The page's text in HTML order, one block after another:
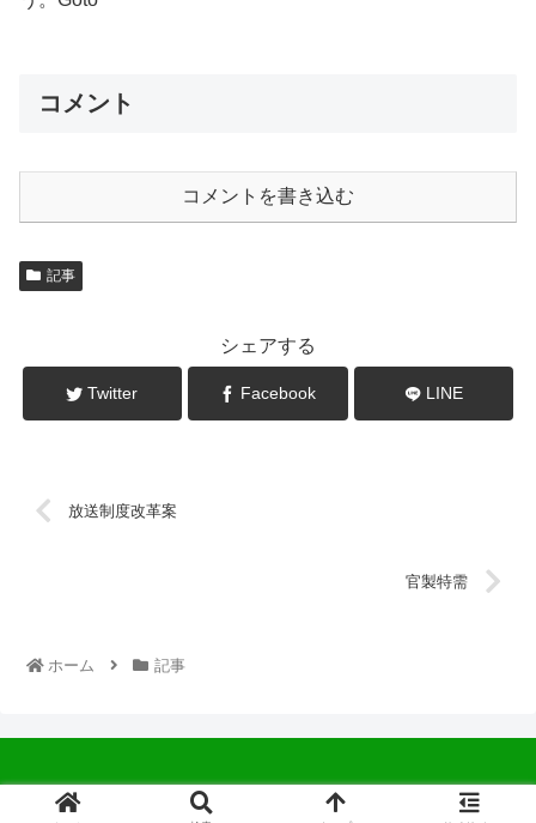
コメント
コメントを書き込む
記事
シェアする
Twitter Facebook LINE
放送制度改革案
官製特需
ホーム 記事
© 2022 中広会長ブログ.